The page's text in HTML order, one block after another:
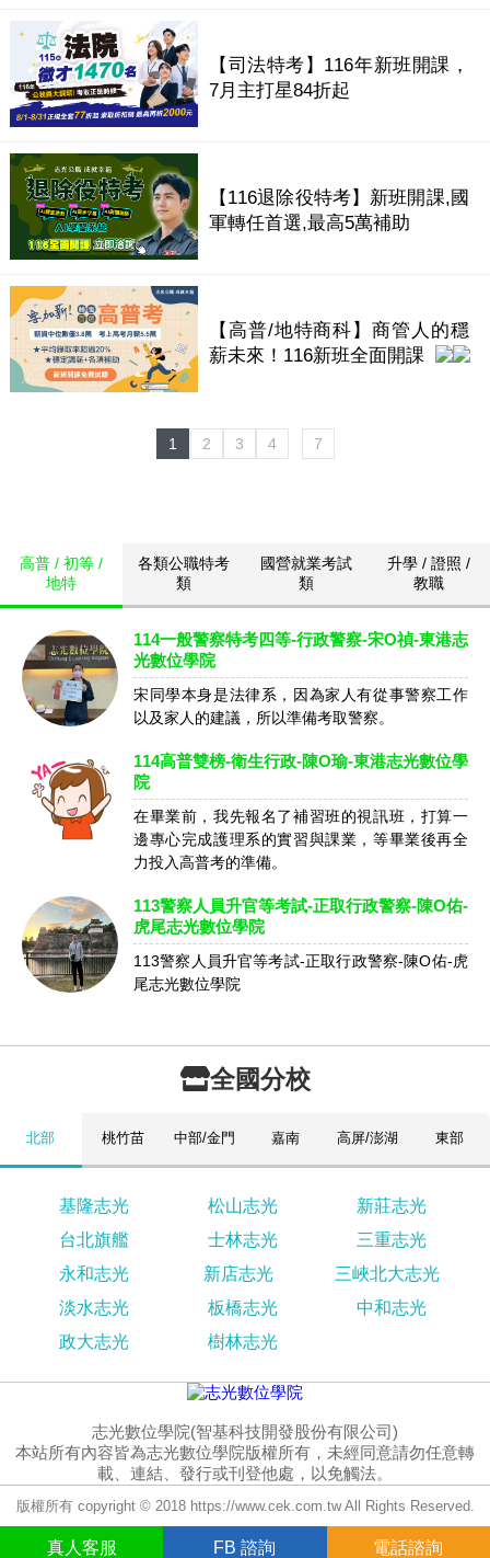
真人 客服 FB 諮詢 電話諮詢
【司法特考】116年新班開課，
7月主打星84折起
【116退除役特考】新班開課,國
軍轉任首選,最高5萬補助
【高普/地特商科】商管人的穩
薪未來！116新班全面開課
1 2 3 4 7
高普 / 初等 /
地特
各類公職特考
類
國營就業考試
類
升學 / 證照 /
教職
114一般警察特考四等-行政警察-宋O禎-東港志
光數位學院
宋同學本身是法律系，因為家人有從事警察工作
以及家人的建議，所以準備考取警察。
114高普雙榜-衛生行政-陳O瑜-東港志光數位學
院
在畢業前，我先報名了補習班的視訊班，打算一
邊專心完成護理系的實習與課業，等畢業後再全
力投入高普考的準備。
113警察人員升官等考試-正取行政警察-陳O佑-
虎尾志光數位學院
113警察人員升官等考試-正取行政警察-陳O佑-虎
尾志光數位學院
全國分校
北部 桃竹苗 中部/金門 嘉南 高屏/澎湖 東部
基隆志光 松山志光
新莊志光
台北旗艦
士林志光
三重志光
永和志光
新店志光
三峽北大志光
淡水志光
板橋志光
中和志光
政大志光
樹林志光
志光數位學院(智基科技開發股份有限公司)
本站所有內容皆為志光數位學院版權所有，未經同意請勿任意轉
載、連結、發行或刊登他處，以免觸法。
版權所有 copyright © 2018 https://www.cek.com.tw All Rights Reserved.